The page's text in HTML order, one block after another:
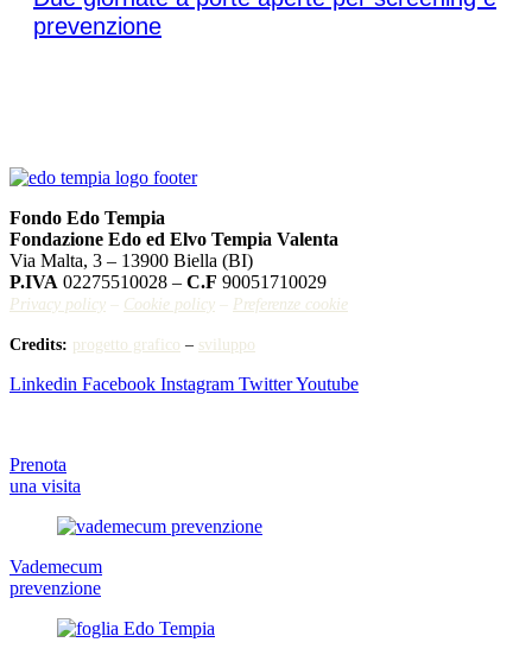
prevenzione
Fondo Edo Tempia
Fondazione Edo ed Elvo Tempia Valenta
Via Malta, 3 – 13900 Biella (BI)
P.IVA 02275510028 – C.F 90051710029
Privacy policy – Cookie policy – Preferenze cookie
Credits: progetto grafico – sviluppo
Linkedin Facebook Instagram TwitterYoutube
Prenota
una visita
Vademecum
prevenzione